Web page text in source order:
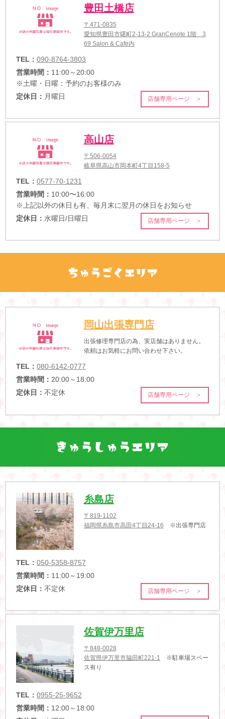
豊田土橋店
〒471-0835
愛知県豊田市曙町2-13-2 GranCenote 1階 3
69 Salon & Cafe内
TEL： 090-8764-3803
営業時間： 11:00～20:00
※土曜・日曜：予約のお客様のみ
定休日： 月曜日 店舗専用ページ ＞
高山店
〒506-0054
岐阜県高山市岡本町4丁目158-5
TEL： 0577-70-1231
営業時間： 10:00〜16:00
※上記以外の休日も有、毎月末に翌月の休日をお知らせ
定休日： 水曜日/日曜日 店舗専用ページ ＞
岡山出張専門店
出張修理専門店の為、実店舗はありません。
依頼はお気軽にお問い合わせ下さい。
TEL： 080-6142-0777
営業時間： 20:00～18:00
定休日： 不定休 店舗専用ページ ＞
糸島店
〒819-1102
福岡県糸島市高田4丁目24-16 ※出張専門店
TEL： 050-5358-8757
営業時間： 11:00～19:00
定休日： 不定休 店舗専用ページ ＞
佐賀伊万里店
〒848-0028
佐賀県伊万里市脇田町221-1 ※駐車場スペー
ス有り
TEL： 0955-25-9652
営業時間： 12:00～18:00